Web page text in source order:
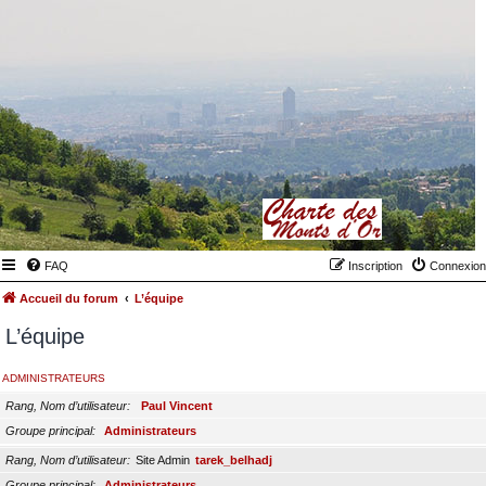
FAQ Connexion
Inscription
Accueil du forum L’équipe
L’équipe
ADMINISTRATEURS
Rang, Nom d’utilisateur
Paul Vincent
Groupe principal
Administrateurs
Rang, Nom d’utilisateur Site Admin tarek_belhadj